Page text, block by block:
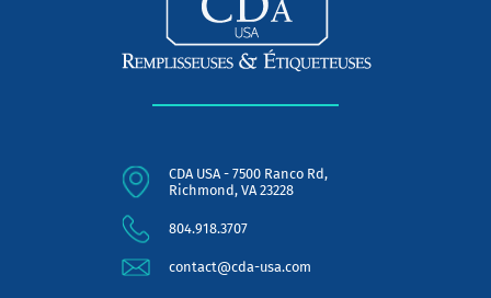
CDA USA - 7500 Ranco Rd,
Richmond, VA 23228
804.918.3707
contact@cda-usa.com